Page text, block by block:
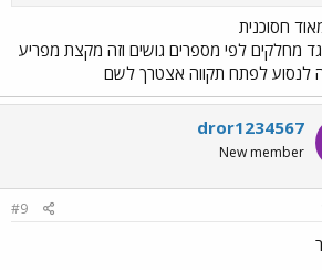
חסוכנית
מחלקים לפי מספרים גושים וזה מקצת מפריע
לנסוע לפתח תקווה אצטרך לשם
dror1234567
New member
#9